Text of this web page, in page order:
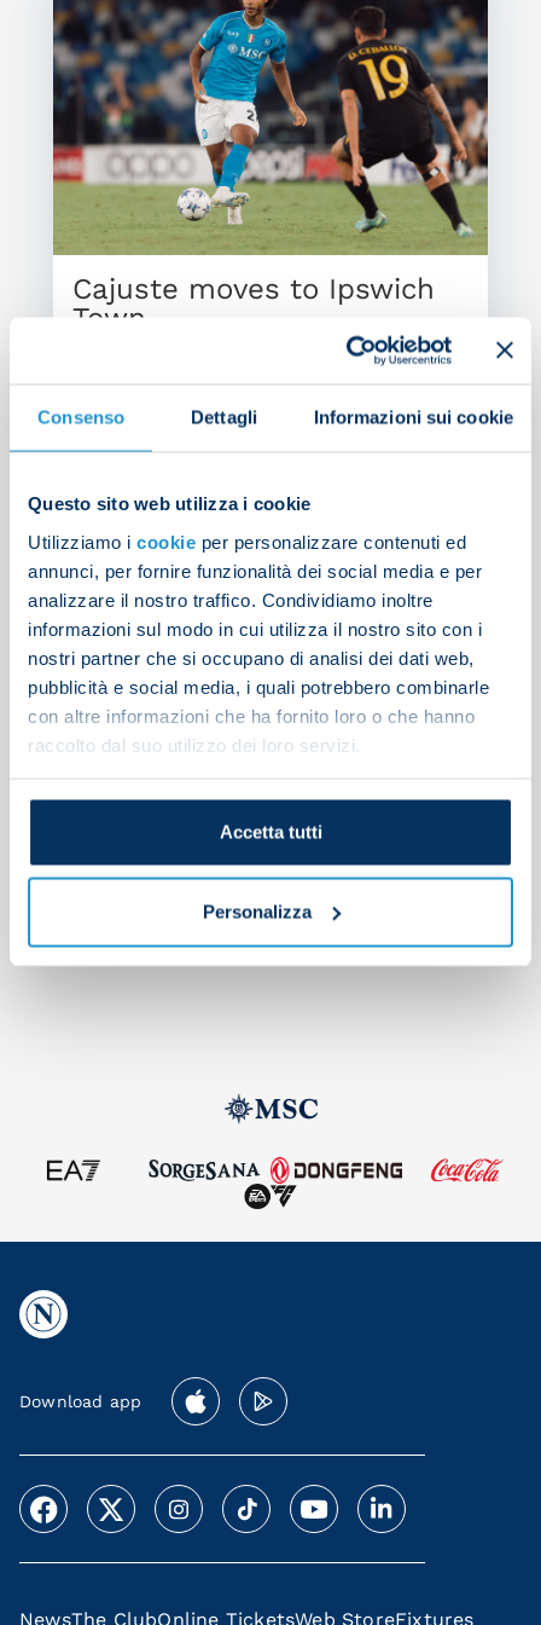
Consenso Dettagli Informazioni sui cookie
Questo sito web utilizza i cookie
Utilizziamo i cookie per personalizzare contenuti ed
annunci, per fornire funzionalità dei social media e per
analizzare il nostro traffico. Condividiamo inoltre
informazioni sul modo in cui utilizza il nostro sito con i
nostri partner che si occupano di analisi dei dati web,
pubblicità e social media, i quali potrebbero combinarle
con altre informazioni che ha fornito loro o che hanno
raccolto dal suo utilizzo dei loro servizi.
Accetta tutti
Personalizza
Cajuste moves to Ipswich
Town
Search
Search
Articoli recenti
Attacking and defensive drills on Friday
Latest from training
Napoli 2-1 Osasuna
Afternoon training report
Commenti recenti
No comments to show.
Download app
NewsThe ClubOnline TicketsWeb StoreFixtures